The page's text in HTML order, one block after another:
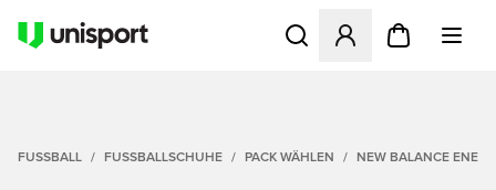
Öffnet ein Fenster zum
FUSSBALL FUSSBALLSCHUHE PACK WÄHLEN NEW BALANCE